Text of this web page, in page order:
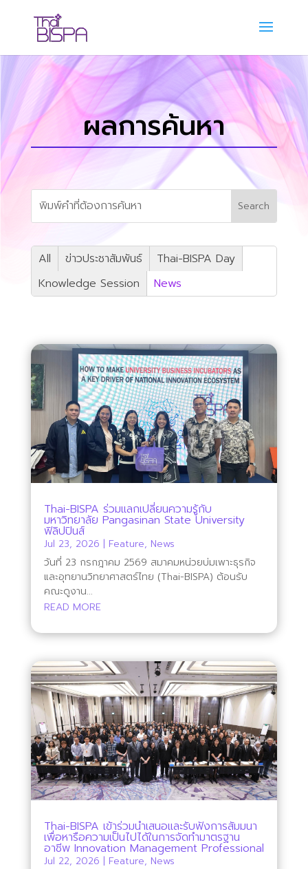
ผลการค้นหา
All ข่าวประชาสัมพันธ์
Thai-BISPA Day
Knowledge Session
News
Thai-BISPA ร่วมแลกเปลี่ยนความรู้กับ
มหาวิทยาลัย Pangasinan State University
ฟิลิปปินส์
Jul 23, 2026 | Feature, News
วันที่ 23 กรกฎาคม 2569 สมาคมหน่วยบ่มเพาะธุรกิจ
และอุทยานวิทยาศาสตร์ไทย (Thai-BISPA) ต้อนรับ
คณะดูงาน...
READ MORE
Thai-BISPA เข้าร่วมนำเสนอและรับฟังการสัมมนา
เพื่อหารือความเป็นไปได้ในการจัดทำมาตรฐาน
อาชีพ Innovation Management Professional
Jul 22, 2026 | Feature, News